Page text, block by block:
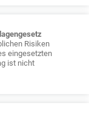
Risiken
eingesetzten
ist nicht